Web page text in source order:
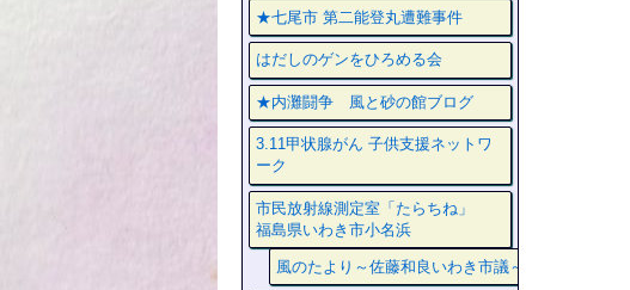
★七尾市 第二能登丸遭難事件
はだしのゲンをひろめる会
★内灘闘争 風と砂の館ブログ
3.11甲状腺がん 子供支援ネットワ
ーク
市民放射線測定室「たらちね」
福島県いわき市小名浜
風のたより～佐藤和良いわき市議～